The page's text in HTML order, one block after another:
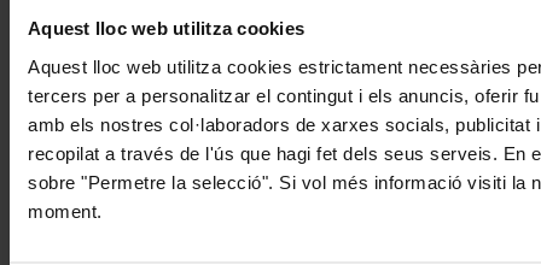
Aquest lloc web utilitza cookies
Aquest lloc web utilitza cookies estrictament necessàries
tercers per a personalitzar el contingut i els anuncis, oferir
amb els nostres col·laboradors de xarxes socials,
recopilat a través de l'ús que hagi fet dels seus serveis. En
sobre "Permetre la selecció". Si vol més informació visiti la
moment.